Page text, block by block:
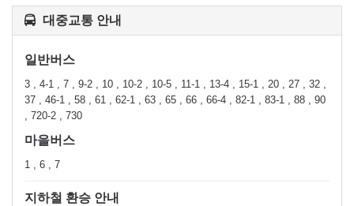
대중교통 안내
일반버스
3 , 4-1 , 7 , 9-2 , 10 , 10-2 , 10-5 , 11-1 , 13-4 , 15-1 , 20 , 27 , 32 ,
37 , 46-1 , 58 , 61 , 62-1 , 63 , 65 , 66 , 66-4 , 82-1 , 83-1 , 88 , 90
, 720-2 , 730
마을버스
1 , 6 , 7
지하철 환승 안내